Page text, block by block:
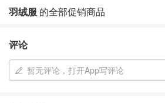
羽绒服 的全部促销商品
评论
暂无评论，打开App写评论